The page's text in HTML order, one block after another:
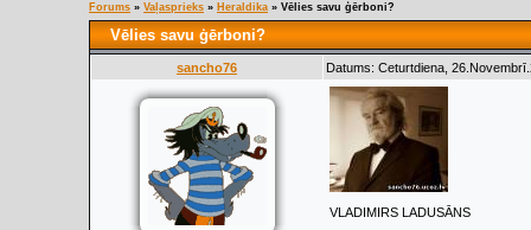
Forums » Vaļasprieks » Heraldika » Vēlies savu ģērboni?
Vēlies savu ģērboni?
sancho76 Datums: Ceturtdiena,
VLADIMIRS LADUSĀNS